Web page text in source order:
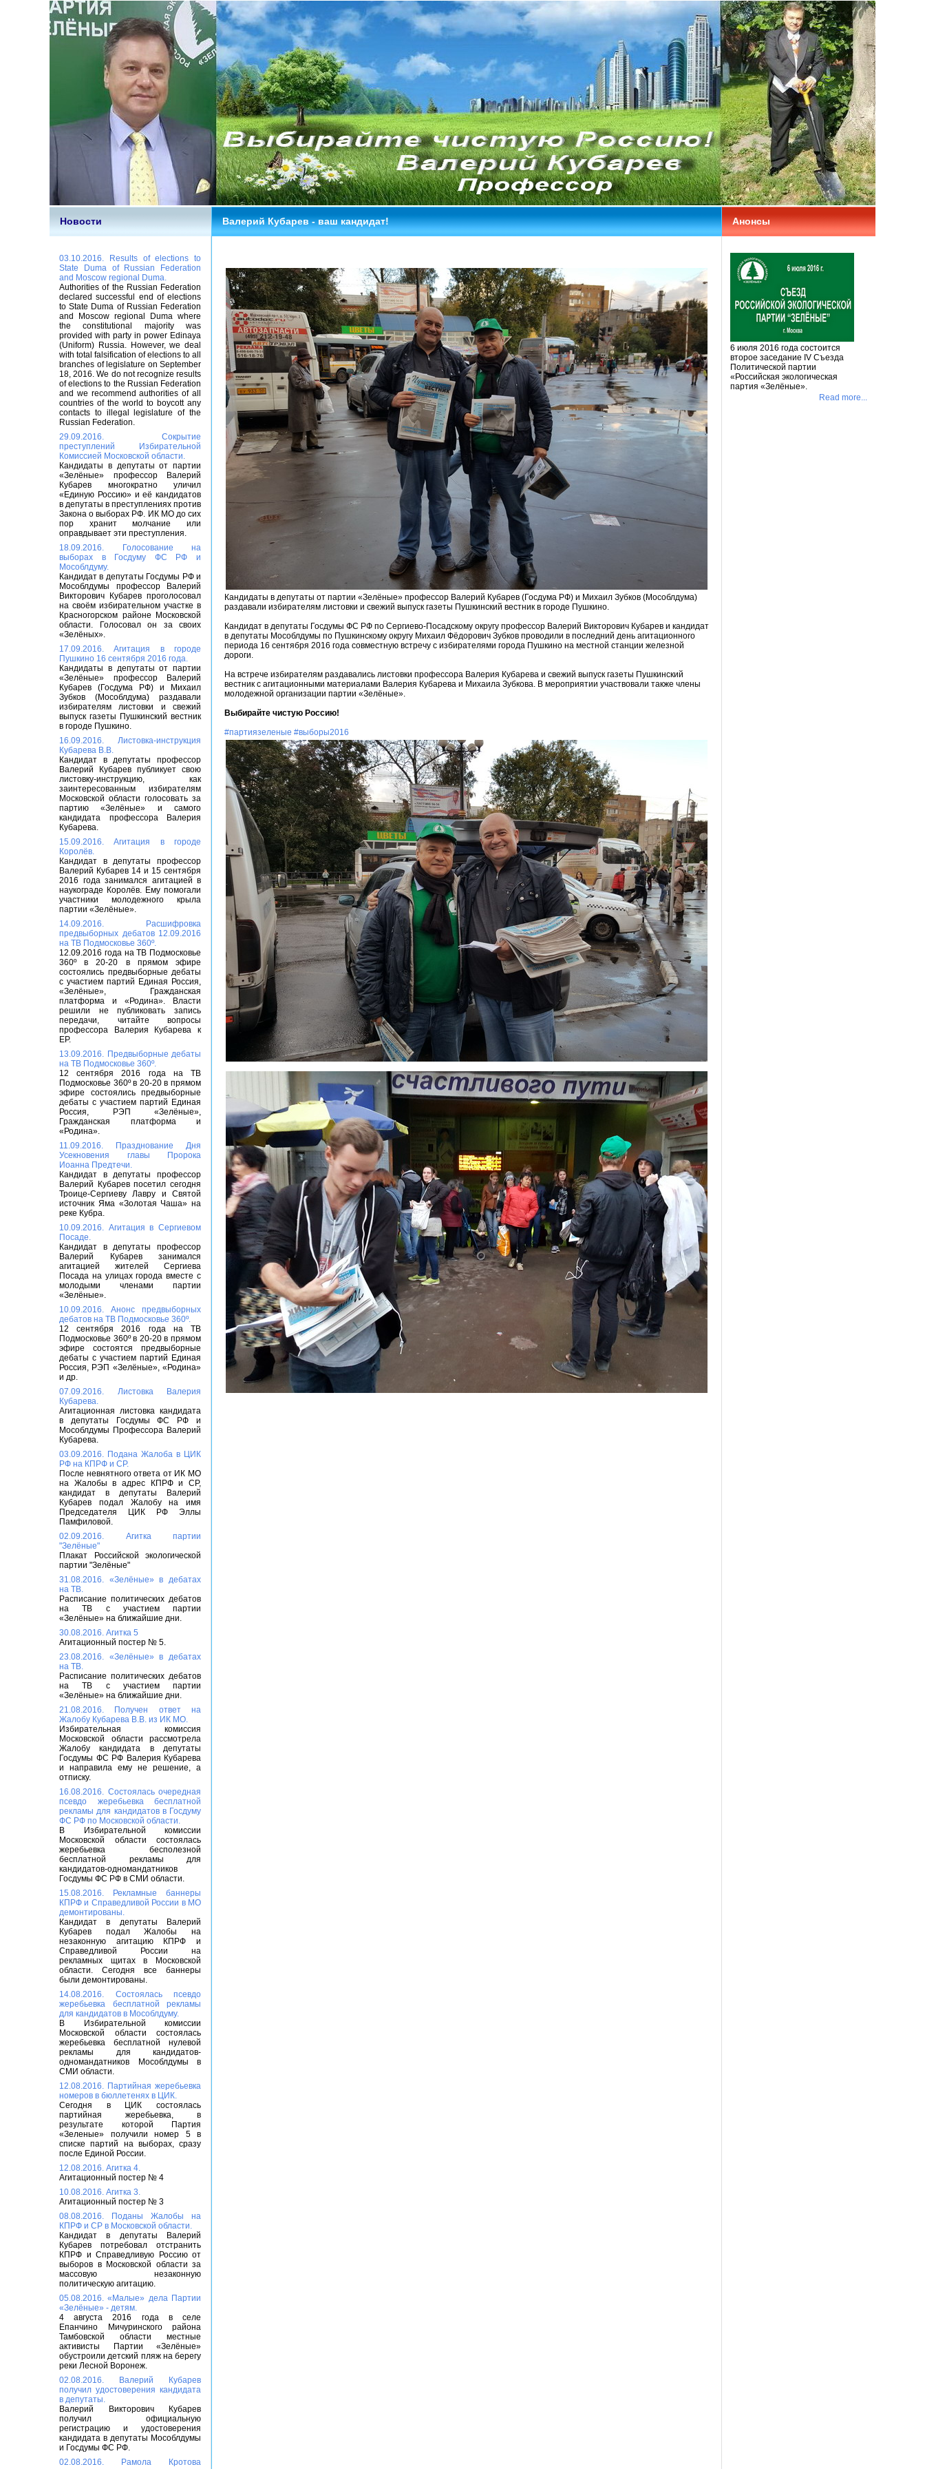
Новости Валерий Кубарев - ваш кандидат! Анонсы
03.10.2016. Results of elections to
State Duma of Russian Federation
and Moscow regional Duma.
Authorities of the Russian Federation
declared successful end of elections
to State Duma of Russian Federation
and Moscow regional Duma where
the constitutional majority was
provided with party in power Edinaya
(Uniform) Russia. However, we deal
with total falsification of elections to all
branches of legislature on September
18, 2016. We do not recognize results
of elections to the Russian Federation
and we recommend authorities of all
countries of the world to boycott any
contacts to illegal legislature of the
Russian Federation.
29.09.2016. Сокрытие
преступлений Избирательной
Комиссией Московской области.
Кандидаты в депутаты от партии
«Зелёные» профессор Валерий
Кубарев многократно уличил
«Единую Россию» и её кандидатов
в депутаты в преступлениях против
Закона о выборах РФ. ИК МО до сих
пор хранит молчание или
оправдывает эти преступления.
18.09.2016. Голосование на
выборах в Госдуму ФС РФ и
Мособлдуму.
Кандидат в депутаты Госдумы РФ и
Мособлдумы профессор Валерий
Викторович Кубарев проголосовал
на своём избирательном участке в
Красногорском районе Московской
области. Голосовал он за своих
«Зелёных».
17.09.2016. Агитация в городе
Пушкино 16 сентября 2016 года.
Кандидаты в депутаты от партии
«Зелёные» профессор Валерий
Кубарев (Госдума РФ) и Михаил
Зубков (Мособлдума) раздавали
избирателям листовки и свежий
выпуск газеты Пушкинский вестник
в городе Пушкино.
16.09.2016. Листовка-инструкция
Кубарева В.В.
Кандидат в депутаты профессор
Валерий Кубарев публикует свою
листовку-инструкцию, как
заинтересованным избирателям
Московской области голосовать за
партию «Зелёные» и самого
кандидата профессора Валерия
Кубарева.
15.09.2016. Агитация в городе
Королёв.
Кандидат в депутаты профессор
Валерий Кубарев 14 и 15 сентября
2016 года занимался агитацией в
наукограде Королёв. Ему помогали
участники молодежного крыла
партии «Зелёные».
14.09.2016. Расшифровка
предвыборных дебатов 12.09.2016
на ТВ Подмосковье 360º.
12.09.2016 года на ТВ Подмосковье
360º в 20-20 в прямом эфире
состоялись предвыборные дебаты
с участием партий Единая Россия,
«Зелёные», Гражданская
платформа и «Родина». Власти
решили не публиковать запись
передачи, читайте вопросы
профессора Валерия Кубарева к
ЕР.
13.09.2016. Предвыборные дебаты
на ТВ Подмосковье 360º.
12 сентября 2016 года на ТВ
Подмосковье 360º в 20-20 в прямом
эфире состоялись предвыборные
дебаты с участием партий Единая
Россия, РЭП «Зелёные»,
Гражданская платформа и
«Родина».
11.09.2016. Празднование Дня
Усекновения главы Пророка
Иоанна Предтечи.
Кандидат в депутаты профессор
Валерий Кубарев посетил сегодня
Троице-Сергиеву Лавру и Святой
источник Яма «Золотая Чаша» на
реке Кубра.
10.09.2016. Агитация в Сергиевом
Посаде.
Кандидат в депутаты профессор
Валерий Кубарев занимался
агитацией жителей Сергиева
Посада на улицах города вместе с
молодыми членами партии
«Зелёные».
10.09.2016. Анонс предвыборных
дебатов на ТВ Подмосковье 360º.
12 сентября 2016 года на ТВ
Подмосковье 360º в 20-20 в прямом
эфире состоятся предвыборные
дебаты с участием партий Единая
Россия, РЭП «Зелёные», «Родина»
и др.
07.09.2016. Листовка Валерия
Кубарева.
Агитационная листовка кандидата
в депутаты Госдумы ФС РФ и
Мособлдумы Профессора Валерий
Кубарева.
03.09.2016. Подана Жалоба в ЦИК
РФ на КПРФ и СР.
После невнятного ответа от ИК МО
на Жалобы в адрес КПРФ и СР,
кандидат в депутаты Валерий
Кубарев подал Жалобу на имя
Председателя ЦИК РФ Эллы
Памфиловой.
02.09.2016. Агитка партии
"Зелёные"
Плакат Российской экологической
партии "Зелёные"
31.08.2016. «Зелёные» в дебатах
на ТВ.
Расписание политических дебатов
на ТВ с участием партии
«Зелёные» на ближайшие дни.
30.08.2016. Агитка 5
Агитационный постер № 5.
23.08.2016. «Зелёные» в дебатах
на ТВ.
Расписание политических дебатов
на ТВ с участием партии
«Зелёные» на ближайшие дни.
21.08.2016. Получен ответ на
Жалобу Кубарева В.В. из ИК МО.
Избирательная комиссия
Московской области рассмотрела
Жалобу кандидата в депутаты
Госдумы ФС РФ Валерия Кубарева
и направила ему не решение, а
отписку.
16.08.2016. Состоялась очередная
псевдо жеребьевка бесплатной
рекламы для кандидатов в Госдуму
ФС РФ по Московской области.
В Избирательной комиссии
Московской области состоялась
жеребьевка бесполезной
бесплатной рекламы для
кандидатов-одномандатников
Госдумы ФС РФ в СМИ области.
15.08.2016. Рекламные баннеры
КПРФ и Справедливой России в МО
демонтированы.
Кандидат в депутаты Валерий
Кубарев подал Жалобы на
незаконную агитацию КПРФ и
Справедливой России на
рекламных щитах в Московской
области. Сегодня все баннеры
были демонтированы.
14.08.2016. Состоялась псевдо
жеребьевка бесплатной рекламы
для кандидатов в Мособлдуму.
В Избирательной комиссии
Московской области состоялась
жеребьевка бесплатной нулевой
рекламы для кандидатов-
одномандатников Мособлдумы в
СМИ области.
12.08.2016. Партийная жеребьевка
номеров в бюллетенях в ЦИК.
Сегодня в ЦИК состоялась
партийная жеребьевка, в
результате которой Партия
«Зеленые» получили номер 5 в
списке партий на выборах, сразу
после Единой России.
12.08.2016. Агитка 4.
Агитационный постер № 4
10.08.2016. Агитка 3.
Агитационный постер № 3
08.08.2016. Поданы Жалобы на
КПРФ и СР в Московской области.
Кандидат в депутаты Валерий
Кубарев потребовал отстранить
КПРФ и Справедливую Россию от
выборов в Московской области за
массовую незаконную
политическую агитацию.
05.08.2016. «Малые» дела Партии
«Зелёные» - детям.
4 августа 2016 года в селе
Епанчино Мичуринского района
Тамбовской области местные
активисты Партии «Зелёные»
обустроили детский пляж на берегу
реки Лесной Воронеж.
02.08.2016. Валерий Кубарев
получил удостоверения кандидата
в депутаты.
Валерий Викторович Кубарев
получил официальную
регистрацию и удостоверения
кандидата в депутаты Мособлдумы
и Госдумы ФС РФ.
02.08.2016. Рамола Кротова
Кандидаты в депутаты от партии «Зелёные» профессор Валерий Кубарев (Госдума РФ) и Михаил Зубков (Мособлдума)
раздавали избирателям листовки и свежий выпуск газеты Пушкинский вестник в городе Пушкино.
Кандидат в депутаты Госдумы ФС РФ по Сергиево-Посадскому округу профессор Валерий Викторович Кубарев и кандидат
в депутаты Мособлдумы по Пушкинскому округу Михаил Фёдорович Зубков проводили в последний день агитационного
периода 16 сентября 2016 года совместную встречу с избирателями города Пушкино на местной станции железной
дороги.
На встрече избирателям раздавались листовки профессора Валерия Кубарева и свежий выпуск газеты Пушкинский
вестник с агитационными материалами Валерия Кубарева и Михаила Зубкова. В мероприятии участвовали также члены
молодежной организации партии «Зелёные».
Выбирайте чистую Россию!
#партиязеленые #выборы2016
6 июля 2016 года состоится
второе заседание IV Съезда
Политической партии
«Российская экологическая
партия «Зелёные».
Read more...